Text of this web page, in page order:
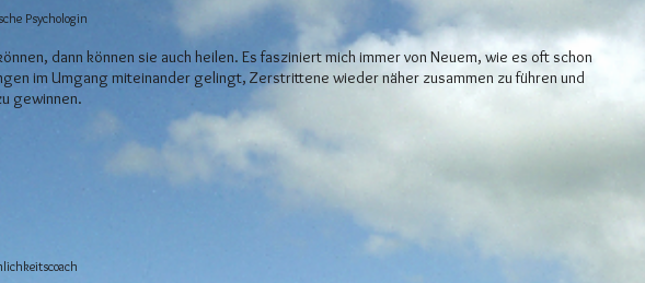
Psychologin
dann können sie auch heilen. Es fasziniert mich immer von Neuem, wie es oft schon
im Umgang miteinander gelingt, Zerstrittene wieder näher zusammen zu führen und
gewinnen.